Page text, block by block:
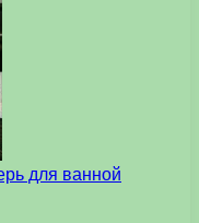
для ванной